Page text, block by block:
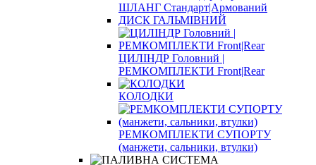
ШЛАНГ Стандарт|Армований
ДИСК ГАЛЬМІВНИЙ
ЦИЛІНДР Головний |
РЕМКОМПЛЕКТИ Front|Rear
КОЛОДКИ
РЕМКОМПЛЕКТИ СУПОРТУ
(манжети, сальники, втулки)